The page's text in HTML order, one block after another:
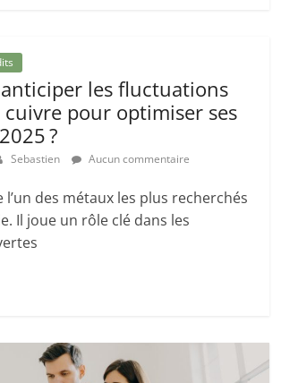
les fluctuations
pour optimiser ses
?
Sebastien Aucun commentaire
l’un des métaux les plus recherchés
Il joue un rôle clé dans les